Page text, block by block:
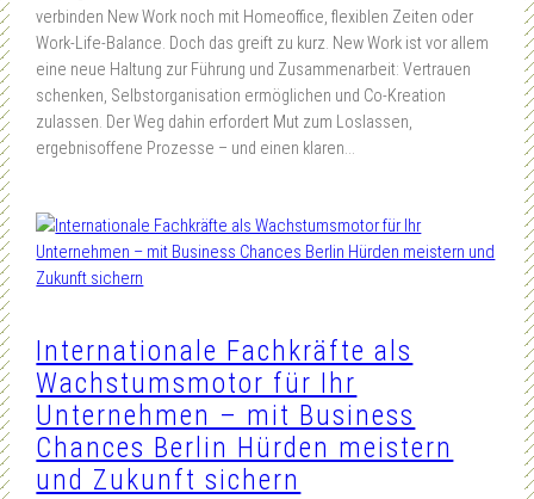
verbinden New Work noch mit Homeoffice, flexiblen Zeiten oder
Work-Life-Balance. Doch das greift zu kurz. New Work ist vor allem
eine neue Haltung zur Führung und Zusammenarbeit: Vertrauen
schenken, Selbstorganisation ermöglichen und Co-Kreation
zulassen. Der Weg dahin erfordert Mut zum Loslassen,
ergebnisoffene Prozesse – und einen klaren…
Internationale Fachkräfte als
Wachstumsmotor für Ihr
Unternehmen – mit Business
Chances Berlin Hürden meistern
und Zukunft sichern